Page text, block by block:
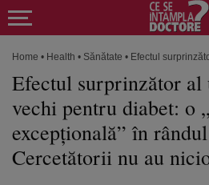
Home • Health • Sănătate • Efectul
Efectul surprinzător al
vechi pentru diabet: o
excepțională” în
Cercetătorii nu au